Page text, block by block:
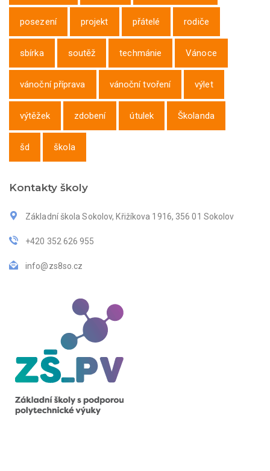
posezení projekt přátelé rodiče
sbírka soutěž techmánie Vánoce
vánoční příprava vánoční tvoření výlet
výtěžek zdobení útulek Školanda
šd škola
Kontakty školy
Základní škola Sokolov, Křižíkova 1916, 356 01 Sokolov
+420 352 626 955
info@zs8so.cz